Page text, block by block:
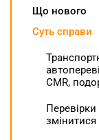
Що нового
Суть справи
CMR,
змінитися